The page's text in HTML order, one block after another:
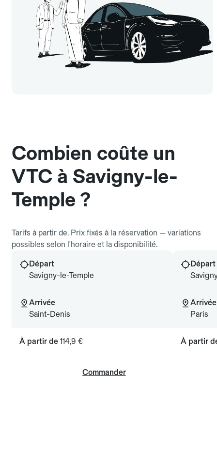
Combien coûte un
VTC à Savigny-le-
Temple ?
Tarifs à partir de. Prix fixés à la réservation — variations
possibles selon l'horaire et la disponibilité.
Départ
Savigny-le-Temple
Arrivée
Saint-Denis
À partir de 114,9 €
Commander
Départ
Arrivée
Paris
À partir